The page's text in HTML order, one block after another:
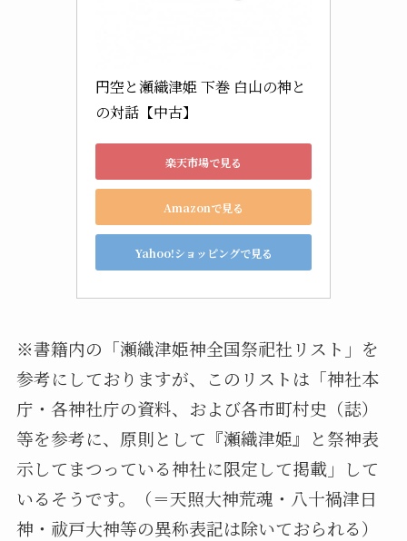
円空と瀬織津姫 下巻 白山の神と
の対話【中古】
楽天市場で見る
Amazonで見る
Yahoo!ショッピングで見る
※書籍内の「瀬織津姫神全国祭祀社リスト」を
参考にしておりますが、このリストは「神社本
庁・各神社庁の資料、および各市町村史（誌）
等を参考に、原則として『瀬織津姫』と祭神表
示してまつっている神社に限定して掲載」して
いるそうです。（＝天照大神荒魂・八十禍津日
神・祓戸大神等の異称表記は除いておられる）